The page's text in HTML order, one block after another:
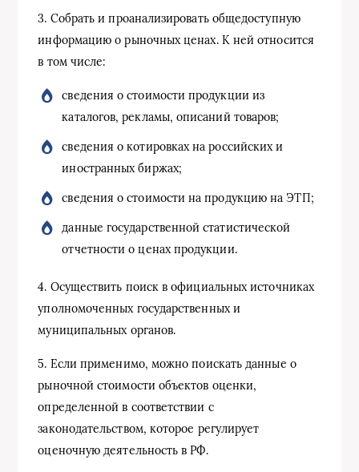
3. Собрать и проанализировать общедоступную
информацию о рыночных ценах. К ней относится
в том числе:
сведения о стоимости продукции из
каталогов, рекламы, описаний товаров;
сведения о котировках на российских и
иностранных биржах;
сведения о стоимости на продукцию на ЭТП;
данные государственной статистической
отчетности о ценах продукции.
4. Осуществить поиск в официальных источниках
уполномоченных государственных и
муниципальных органов.
5. Если применимо, можно поискать данные о
рыночной стоимости объектов оценки,
определенной в соответствии с
законодательством, которое регулирует
оценочную деятельность в РФ.